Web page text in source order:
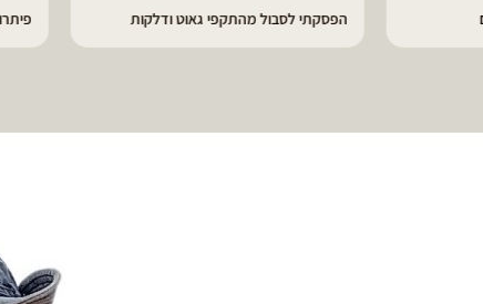
לסבול מהתקפי גאוט ודלקות פיתרון מעולה לאמהות ולחיזוק הגוף